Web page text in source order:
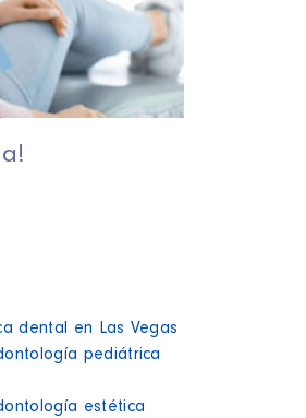
dental en Las Vegas
pediátrica
estética